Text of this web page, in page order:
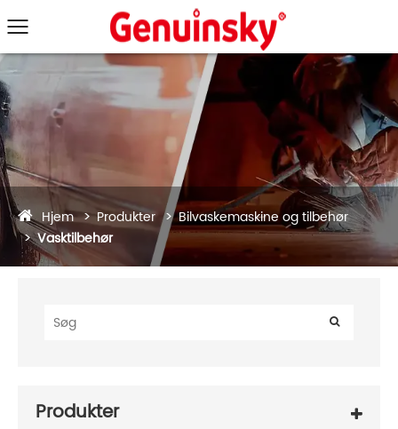
Hjem Produkter
Bilvaskemaskine og tilbehør
Vasktilbehør
Produkter